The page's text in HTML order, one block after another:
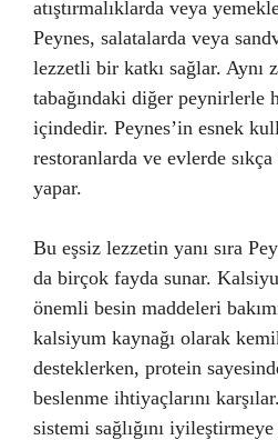
atıştırmalıklarda veya
Peynes, salatalarda veya
lezzetli bir katkı sağlar. Aynı
tabağındaki diğer peynirlerle
içindedir. Peynes’in esnek
restoranlarda ve evlerde
yapar.
Bu eşsiz lezzetin yanı sıra
da birçok fayda sunar.
önemli besin maddeleri
kalsiyum kaynağı olarak
desteklerken, protein
beslenme ihtiyaçlarını
sistemi sağlığını iyileştirmeye